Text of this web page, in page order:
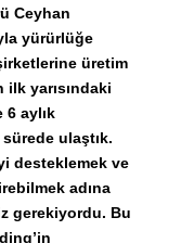
Ceyhan
yürürlüğe
üretim
ilk yarısındaki
aylık
ulaştık.
desteklemek ve
adına
gerekiyordu. Bu